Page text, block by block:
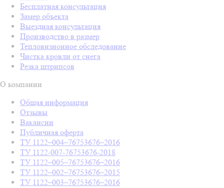
Бесплатная консультация
Замер объекта
Выездная консультация
Производство в размер
Тепловизионное обследование
Чистка кровли от снега
Резка штрипсов
О компании
Общая информация
Отзывы
Вакансии
Публичная оферта
ТУ 1122–004–76753676–2016
ТУ 1122-007-76753676-2018
ТУ 1122–005–76753676–2016
ТУ 1122–002–76753676–2015
ТУ 1122–003–76753676–2016